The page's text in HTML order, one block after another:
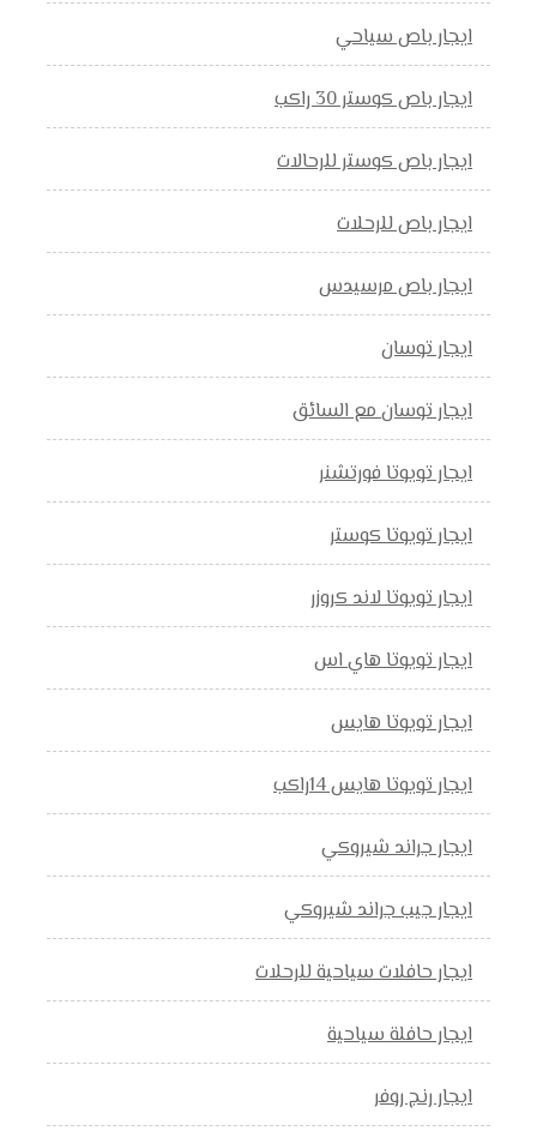
ايجار باص سياحي
ايجار باص كوستر 30 راكب
ايجار باص كوستر للرحالات
ايجار باص للرحلات
ايجار باص مرسيدس
ايجار توسان
ايجار توسان مع السائق
ايجار تويوتا فورتشنر
ايجار تويوتا كوستر
ايجار تويوتا لاند كروزر
ايجار تويوتا هاي اس
ايجار تويوتا هايس
ايجار تويوتا هايس 14راكب
ايجار جراند شيروكي
ايجار جيب جراند شيروكي
ايجار حافلات سياحية للرحلات
ايجار حافلة سياحية
ايجار رنج روفر